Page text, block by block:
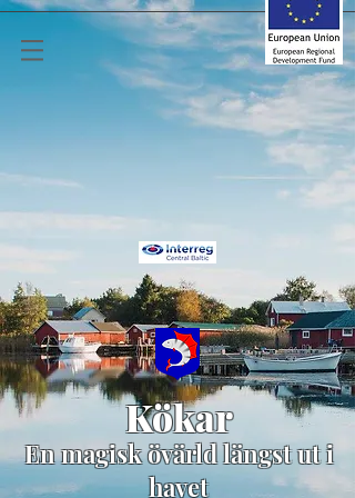
Kökar
En magisk övärld längst ut i
havet